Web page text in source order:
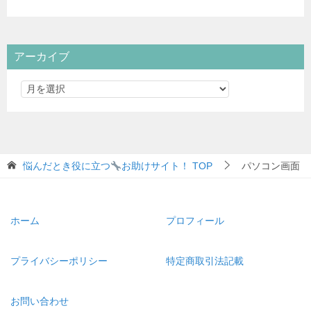
アーカイブ
悩んだとき役に立つ お助けサイト！ TOP パソコン画面
ホーム プロフィール
プライバシーポリシー 特定商取引法記載
お問い合わせ